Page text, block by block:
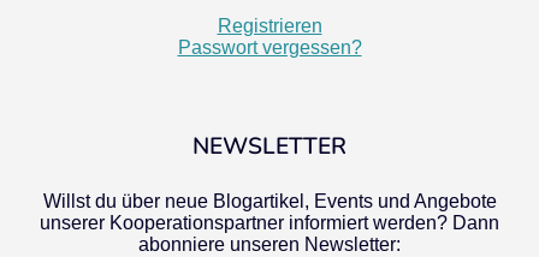
Registrieren
Passwort vergessen?
NEWSLETTER
Willst du über neue Blogartikel, Events und Angebote
unserer Kooperationspartner informiert werden? Dann
abonniere unseren Newsletter: